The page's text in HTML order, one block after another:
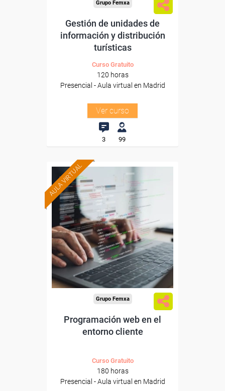
Grupo Femxa
Gestión de unidades de
información y distribución
turísticas
Curso Gratuito
120 horas
Presencial - Aula virtual en Madrid
Ver curso
3 99
AULA VIRTUAL
Formación 100%
Para desempleados,
trabajadores y autónomos.
Para todos los sectores.
Grupo Femxa
Programación web en el
entorno cliente
Curso Gratuito
180 horas
Presencial - Aula virtual en Madrid